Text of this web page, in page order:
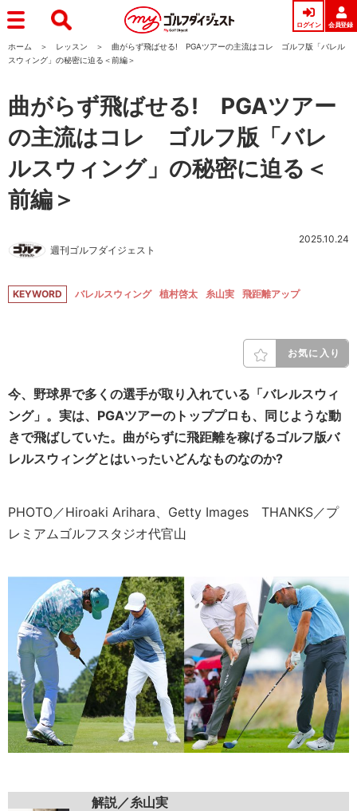
ログイン 会員登録
ホーム レッスン
曲がらず飛ばせる! PGAツアーの主流はコレ ゴルフ版「バレル
スウィング」の秘密に迫る＜前編＞
曲がらず飛ばせる! PGAツアー
の主流はコレ ゴルフ版「バレ
ルスウィング」の秘密に迫る＜
前編＞
週刊ゴルフダイジェスト
2025.10.24
KEYWORD バレルスウィング 植村啓太 糸山実 飛距離アップ
お気に入り
今、野球界で多くの選手が取り入れている「バレルスウィ
ング」。実は、PGAツアーのトッププロも、同じような動
きで飛ばしていた。曲がらずに飛距離を稼げるゴルフ版バ
レルスウィングとはいったいどんなものなのか?
PHOTO／Hiroaki Arihara、Getty Images THANKS／プ
レミアムゴルフスタジオ代官山
解説／ 糸山実